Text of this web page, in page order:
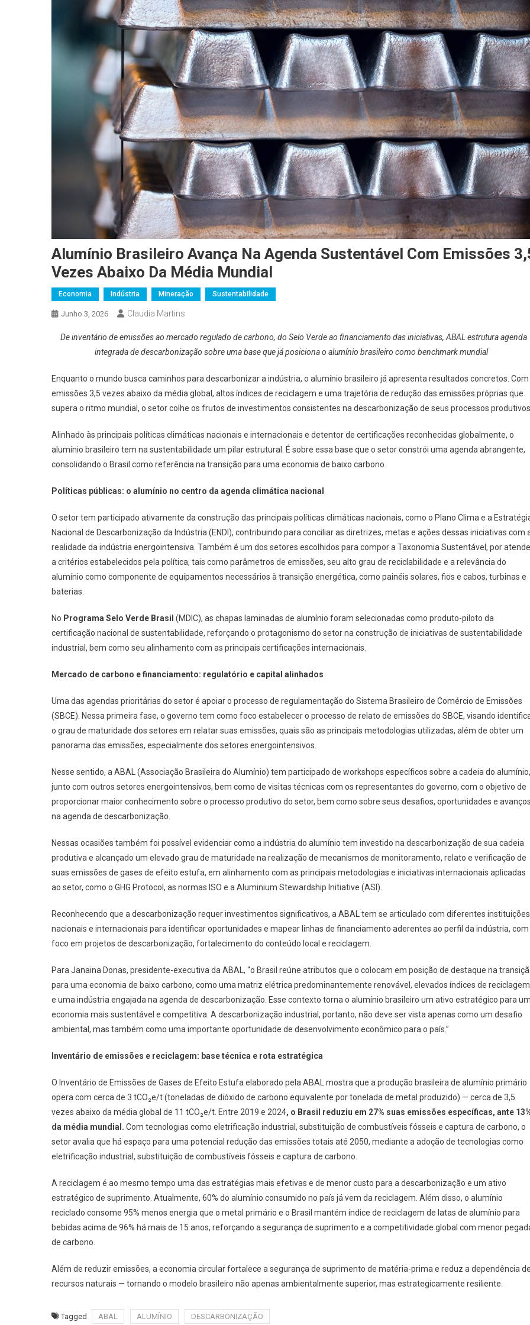
Alumínio Brasileiro Avança Na Agenda Sustentável Com Emissões
Vezes Abaixo Da Média Mundial
Economia Indústria Mineração Sustentabilidade
Junho 3, 2026 Claudia Martins
De inventário de emissões ao mercado regulado de carbono, do Selo Verde ao financiamento das iniciativas, ABAL estrutura agenda
integrada de descarbonização sobre uma base que já posiciona o alumínio brasileiro como benchmark mundial
Enquanto o mundo busca caminhos para descarbonizar a indústria, o alumínio brasileiro já apresenta resultados concretos. Com
emissões 3,5 vezes abaixo da média global, altos índices de reciclagem e uma trajetória de redução das emissões próprias que
supera o ritmo mundial, o setor colhe os frutos de investimentos consistentes na descarbonização de seus processos produtivos.
Alinhado às principais políticas climáticas nacionais e internacionais e detentor de certificações reconhecidas globalmente, o
alumínio brasileiro tem na sustentabilidade um pilar estrutural. É sobre essa base que o setor constrói uma agenda abrangente,
consolidando o Brasil como referência na transição para uma economia de baixo carbono.
Políticas públicas: o alumínio no centro da agenda climática nacional
O setor tem participado ativamente da construção das principais políticas climáticas nacionais, como o Plano Clima e a
Nacional de Descarbonização da Indústria (ENDI), contribuindo para conciliar as diretrizes, metas e ações dessas iniciativas com
realidade da indústria energointensiva. Também é um dos setores escolhidos para compor a Taxonomia Sustentável, por
a critérios estabelecidos pela política, tais como parâmetros de emissões, seu alto grau de reciclabilidade e a relevância do
alumínio como componente de equipamentos necessários à transição energética, como painéis solares, fios e cabos, turbinas e
baterias.
No Programa Selo Verde Brasil (MDIC), as chapas laminadas de alumínio foram selecionadas como produto-piloto da
certificação nacional de sustentabilidade, reforçando o protagonismo do setor na construção de iniciativas de sustentabilidade
industrial, bem como seu alinhamento com as principais certificações internacionais.
Mercado de carbono e financiamento: regulatório e capital alinhados
Uma das agendas prioritárias do setor é apoiar o processo de regulamentação do Sistema Brasileiro de Comércio de Emissões
(SBCE). Nessa primeira fase, o governo tem como foco estabelecer o processo de relato de emissões do SBCE, visando
o grau de maturidade dos setores em relatar suas emissões, quais são as principais metodologias utilizadas, além de obter um
panorama das emissões, especialmente dos setores energointensivos.
Nesse sentido, a ABAL (Associação Brasileira do Alumínio) tem participado de workshops específicos sobre a cadeia do alumínio,
junto com outros setores energointensivos, bem como de visitas técnicas com os representantes do governo, com o objetivo de
proporcionar maior conhecimento sobre o processo produtivo do setor, bem como sobre seus desafios, oportunidades e avanços
na agenda de descarbonização.
Nessas ocasiões também foi possível evidenciar como a indústria do alumínio tem investido na descarbonização de sua cadeia
produtiva e alcançado um elevado grau de maturidade na realização de mecanismos de monitoramento, relato e verificação de
suas emissões de gases de efeito estufa, em alinhamento com as principais metodologias e iniciativas internacionais aplicadas
ao setor, como o GHG Protocol, as normas ISO e a Aluminium Stewardship Initiative (ASI).
Reconhecendo que a descarbonização requer investimentos significativos, a ABAL tem se articulado com diferentes instituições
nacionais e internacionais para identificar oportunidades e mapear linhas de financiamento aderentes ao perfil da indústria, com
foco em projetos de descarbonização, fortalecimento do conteúdo local e reciclagem.
Para Janaina Donas, presidente-executiva da ABAL, “o Brasil reúne atributos que o colocam em posição de destaque na
para uma economia de baixo carbono, como uma matriz elétrica predominantemente renovável, elevados índices de reciclagem
e uma indústria engajada na agenda de descarbonização. Esse contexto torna o alumínio brasileiro um ativo estratégico para
economia mais sustentável e competitiva. A descarbonização industrial, portanto, não deve ser vista apenas como um desafio
ambiental, mas também como uma importante oportunidade de desenvolvimento econômico para o país.”
Inventário de emissões e reciclagem: base técnica e rota estratégica
O Inventário de Emissões de Gases de Efeito Estufa elaborado pela ABAL mostra que a produção brasileira de alumínio primário
opera com cerca de 3 tCO₂e/t (toneladas de dióxido de carbono equivalente por tonelada de metal produzido) — cerca de 3,5
vezes abaixo da média global de 11 tCO₂e/t. Entre 2019 e 2024, o Brasil reduziu em 27% suas emissões específicas, ante
da média mundial. Com tecnologias como eletrificação industrial, substituição de combustíveis fósseis e captura de carbono, o
setor avalia que há espaço para uma potencial redução das emissões totais até 2050, mediante a adoção de tecnologias como
eletrificação industrial, substituição de combustíveis fósseis e captura de carbono.
A reciclagem é ao mesmo tempo uma das estratégias mais efetivas e de menor custo para a descarbonização e um ativo
estratégico de suprimento. Atualmente, 60% do alumínio consumido no país já vem da reciclagem. Além disso, o alumínio
reciclado consome 95% menos energia que o metal primário e o Brasil mantém índice de reciclagem de latas de alumínio para
bebidas acima de 96% há mais de 15 anos, reforçando a segurança de suprimento e a competitividade global com menor
de carbono.
Além de reduzir emissões, a economia circular fortalece a segurança de suprimento de matéria-prima e reduz a dependência de
recursos naturais — tornando o modelo brasileiro não apenas ambientalmente superior, mas estrategicamente resiliente.
Tagged ABAL ALUMÍNIO DESCARBONIZAÇÃO